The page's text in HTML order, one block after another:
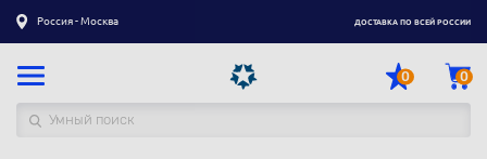
Россия - Москва ДОСТАВКА ПО ВСЕЙ РОССИИ
0 0